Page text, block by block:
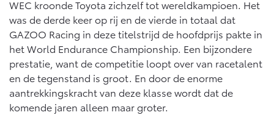
Proace (excl. BTW)
OOK ALS BATTERIJ-
ELEKTRISCH
Proace Verso
BATTERIJ-ELEKTRISCH
WEC kroonde Toyota zichzelf tot wereldkampioen. Het
was de derde keer op rij en de vierde in totaal dat
GAZOO Racing in deze titelstrijd de hoofdprijs pakte in
het World Endurance Championship. Een bijzondere
prestatie, want de competitie loopt over van racetalent
en de tegenstand is groot. En door de enorme
aantrekkingskracht van deze klasse wordt dat de
komende jaren alleen maar groter.